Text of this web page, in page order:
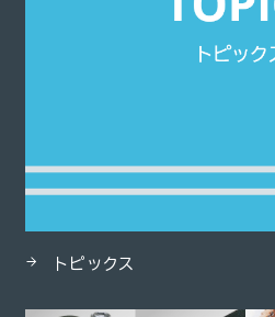
トピックス